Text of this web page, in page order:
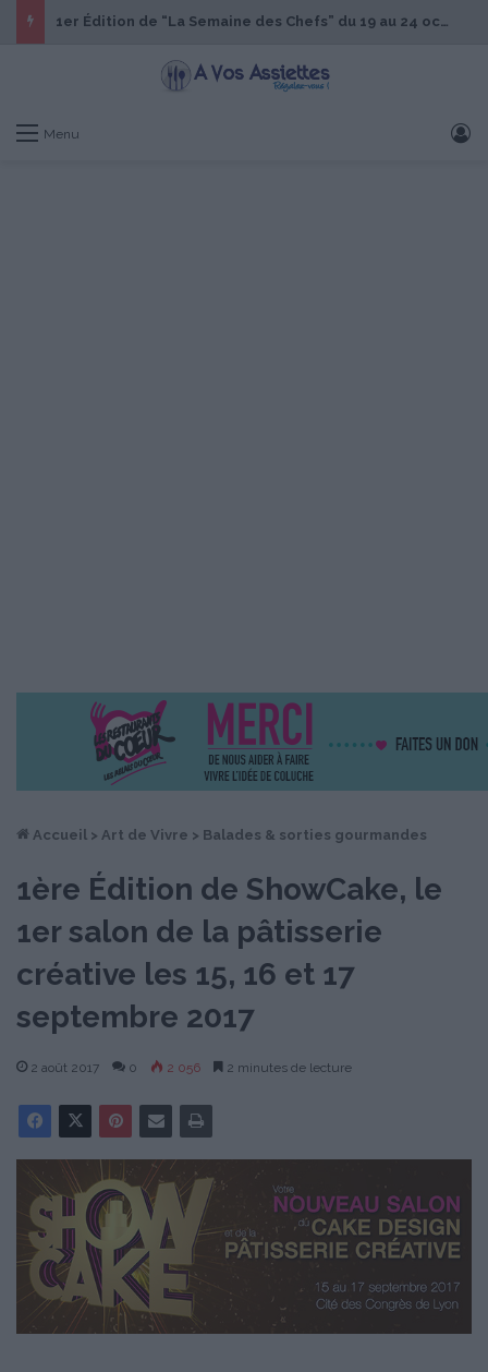
1er Édition de “La Semaine des Chefs” du 19 au 24 octobre 2026
Menu
Accueil > Art de Vivre > Balades & sorties gourmandes
1ère Édition de ShowCake, le
1er salon de la pâtisserie
créative les 15, 16 et 17
septembre 2017
2 août 2017 0 2 056 2 minutes de lecture